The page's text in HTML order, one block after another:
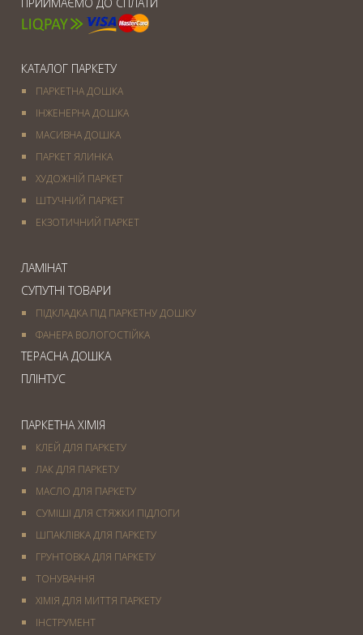
КАТАЛОГ ПАРКЕТУ
ПАРКЕТНА ДОШКА
ІНЖЕНЕРНА ДОШКА
МАСИВНА ДОШКА
ПАРКЕТ ЯЛИНКА
ХУДОЖНІЙ ПАРКЕТ
ШТУЧНИЙ ПАРКЕТ
ЕКЗОТИЧНИЙ ПАРКЕТ
ЛАМІНАТ
СУПУТНІ ТОВАРИ
ПІДКЛАДКА ПІД ПАРКЕТНУ ДОШКУ
ФАНЕРА ВОЛОГОСТІЙКА
ТЕРАСНА ДОШКА
ПЛІНТУС
ПАРКЕТНА ХІМІЯ
КЛЕЙ ДЛЯ ПАРКЕТУ
ЛАК ДЛЯ ПАРКЕТУ
МАСЛО ДЛЯ ПАРКЕТУ
СУМІШІ ДЛЯ СТЯЖКИ ПІДЛОГИ
ШПАКЛІВКА ДЛЯ ПАРКЕТУ
ГРУНТОВКА ДЛЯ ПАРКЕТУ
ТОНУВАННЯ
ХІМІЯ ДЛЯ МИТТЯ ПАРКЕТУ
IНСТРУМЕНТ